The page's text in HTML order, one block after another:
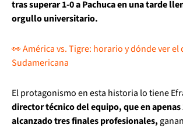
tras superar 1-0 a Pachuca en una tarde
orgullo universitario.
👀 América vs. Tigre: horario y dónde ver
Sudamericana
El protagonismo en esta historia lo tiene
director técnico del equipo, que en apenas
alcanzado tres finales profesionales,